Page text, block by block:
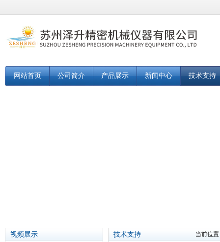
网站首页 公司简介 产品展示 新闻中心 技术支持
视频展示 技术支持 当前位